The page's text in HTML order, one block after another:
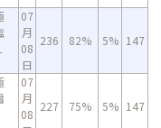
07
月
08
日
236 82% 5% 147
07
月
08
227 75% 5% 147